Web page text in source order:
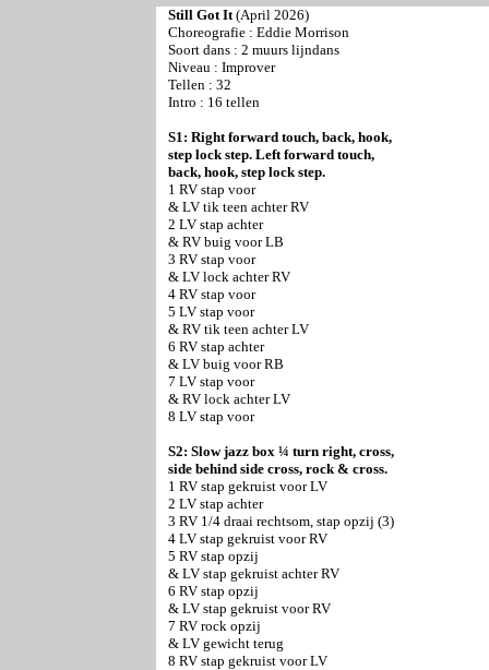
Still Got It(April 2026)
Choreografie : Eddie Morrison
Soort dans : 2 muurs lijndans
Niveau : Improver
Tellen : 32
Intro : 16 tellen
S1: Right forward touch, back, hook,
step lock step. Left forward touch,
back, hook, step lock step.
1 RV stap voor
& LV tik teen achter RV
2 LV stap achter
& RV buig voor LB
3 RV stap voor
& LV lock achter RV
4 RV stap voor
5 LV stap voor
& RV tik teen achter LV
6 RV stap achter
& LV buig voor RB
7 LV stap voor
& RV lock achter LV
8 LV stap voor
S2: Slow jazz box ¼ turn right, cross,
side behind side cross, rock & cross.
1 RV stap gekruist voor LV
2 LV stap achter
3 RV 1/4 draai rechtsom, stap opzij (3)
4 LV stap gekruist voor RV
5 RV stap opzij
& LV stap gekruist achter RV
6 RV stap opzij
& LV stap gekruist voor RV
7 RV rock opzij
& LV gewicht terug
8 RV stap gekruist voor LV